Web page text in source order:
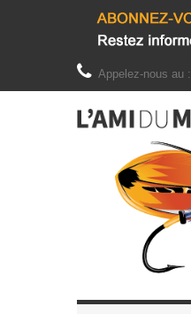
Appelez-nous au :